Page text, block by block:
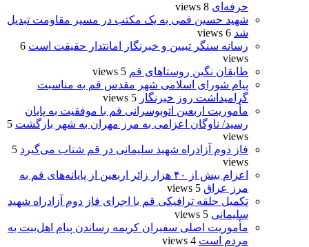
حرفه‌ای 8 views
شهید حسین قمی به یک مکتب در مسیر مقاومت تبدیل
شد 6 views
رسانه سنگر تبیین و خبرنگار امانتدار حقیقت است 6
views
طایقان نگین روستاهای قم 5 views
پیام شورای اسلامی شهر مقدس قم به مناسبت
گرامیداشت روز خبرنگار 5 views
مأموریت اربعین اتوبوسرانی قم با موفقیت به پایان
رسید/ ناوگان اعزامی به مرز مهران به شهر بازگشت 5
views
فاز دوم آزادراه شهید سلیمانی در قم شتاب می‌گیرد 5
views
اعزام بیش از ۴۰ هزار زائر اربعین از پایانه‌های قم به
مرز عراق 5 views
تکمیل حلقه ترافیکی قم با اجرای فاز دوم آزادراه شهید
سلیمانی 5 views
مأموریت اصلی سفیران کریمه رساندن پیام اهل‌بیت به
مردم است 4 views